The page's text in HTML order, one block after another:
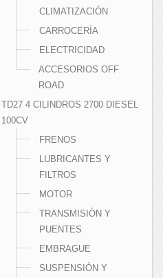
CLIMATIZACIÓN
CARROCERÍA
ELECTRICIDAD
ACCESORIOS OFF
ROAD
TD27 4 CILINDROS 2700 DIESEL
100CV
FRENOS
LUBRICANTES Y
FILTROS
MOTOR
TRANSMISIÓN Y
PUENTES
EMBRAGUE
SUSPENSIÓN Y